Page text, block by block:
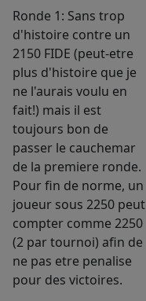
Ronde 1: Sans trop
d'histoire contre un
2150 FIDE (peut-etre
plus d'histoire que je
ne l'aurais voulu en
fait!) mais il est
toujours bon de
passer le cauchemar
de la premiere ronde.
Pour fin de norme, un
joueur sous 2250 peut
compter comme 2250
(2 par tournoi) afin de
ne pas etre penalise
pour des victoires.